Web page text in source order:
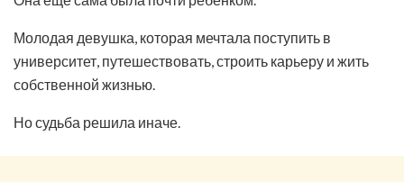
Молодая девушка, которая мечтала поступить в
университет, путешествовать, строить карьеру и жить
собственной жизнью.
Но судьба решила иначе.